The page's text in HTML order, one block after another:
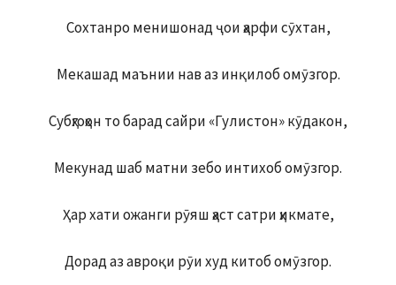
Сохтанро менишонад ҷои ҳарфи сӯхтан,
Мекашад маънии нав аз инқилоб омӯзгор.
Субҳгоҳон то барад сайри «Гулистон» кӯдакон,
Мекунад шаб матни зебо интихоб омӯзгор.
Ҳар хати ожанги рӯяш ҳаст сатри ҳикмате,
Дорад аз авроқи рӯи худ китоб омӯзгор.